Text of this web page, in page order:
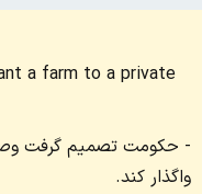
a farm to a private
حکومت تصمیم گرفت
واگذار کند.